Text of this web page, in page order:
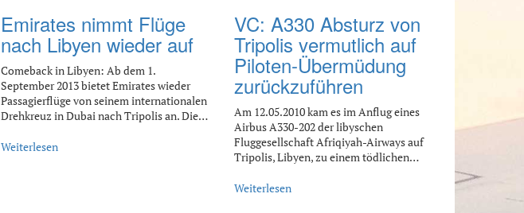
Emirates nimmt Flüge
nach Libyen wieder auf
Comeback in Libyen: Ab dem 1.
September 2013 bietet Emirates wieder
Passagierflüge von seinem internationalen
Drehkreuz in Dubai nach Tripolis an. Die…
Weiterlesen
VC: A330 Absturz von
Tripolis vermutlich auf
Piloten-Übermüdung
zurückzuführen
Am 12.05.2010 kam es im Anflug eines
Airbus A330-202 der libyschen
Fluggesellschaft Afriqiyah-Airways auf
Tripolis, Libyen, zu einem tödlichen…
Weiterlesen